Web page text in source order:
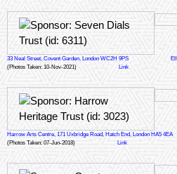
33 Neal Street, Covent Garden, London WC2H 9PS
(Photos Taken: 10-Nov-2021)
Link
Harrow Arts Centre, 171 Uxbridge Road, Hatch End, London HA5 4EA
(Photos Taken: 07-Jun-2018)
Link